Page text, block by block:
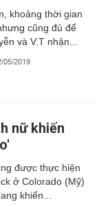
khoảng thời gian
cũng đủ để
và V.T nhận...
05/2019
nữ khiến
được thực hiện
ở Colorado (Mỹ)
khiến...